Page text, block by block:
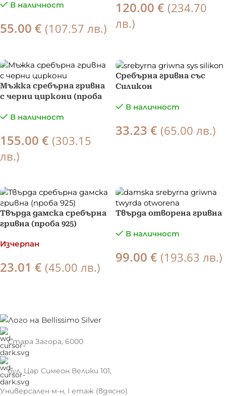
В наличност
55.00 € (107.57 лв.)
120.00 € (234.70
лв.)
Мъжка сребърна гривна
с черни циркони (проба
В наличност
155.00 € (303.15
лв.)
Сребърна гривна със
Силикон
В наличност
33.23 € (65.00 лв.)
Твърда дамска сребърна
гривна (проба 925)
Изчерпан
23.01 € (45.00 лв.)
Твърда отворена гривна
В наличност
99.00 € (193.63 лв.)
Стара Загора, 6000
бул. Цар Симеон Велики 101,
Универсален м-н, I етаж (вдясно)